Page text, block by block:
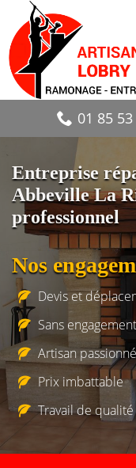
01 85
Entreprise
Abbeville La
professionnel
Nos
Devis et
Sans engagement
Artisan passionné
Prix imbattable
Travail de qualité